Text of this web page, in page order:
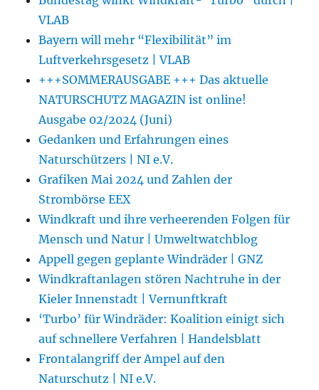
VLAB
Bayern will mehr “Flexibilität” im
Luftverkehrsgesetz | VLAB
+++SOMMERAUSGABE +++ Das aktuelle
NATURSCHUTZ MAGAZIN ist online!
Ausgabe 02/2024 (Juni)
Gedanken und Erfahrungen eines
Naturschützers | NI e.V.
Grafiken Mai 2024 und Zahlen der
Strombörse EEX
Windkraft und ihre verheerenden Folgen für
Mensch und Natur | Umweltwatchblog
Appell gegen geplante Windräder | GNZ
Windkraftanlagen stören Nachtruhe in der
Kieler Innenstadt | Vernunftkraft
‘Turbo’ für Windräder: Koalition einigt sich
auf schnellere Verfahren | Handelsblatt
Frontalangriff der Ampel auf den
Naturschutz | NI e.V.